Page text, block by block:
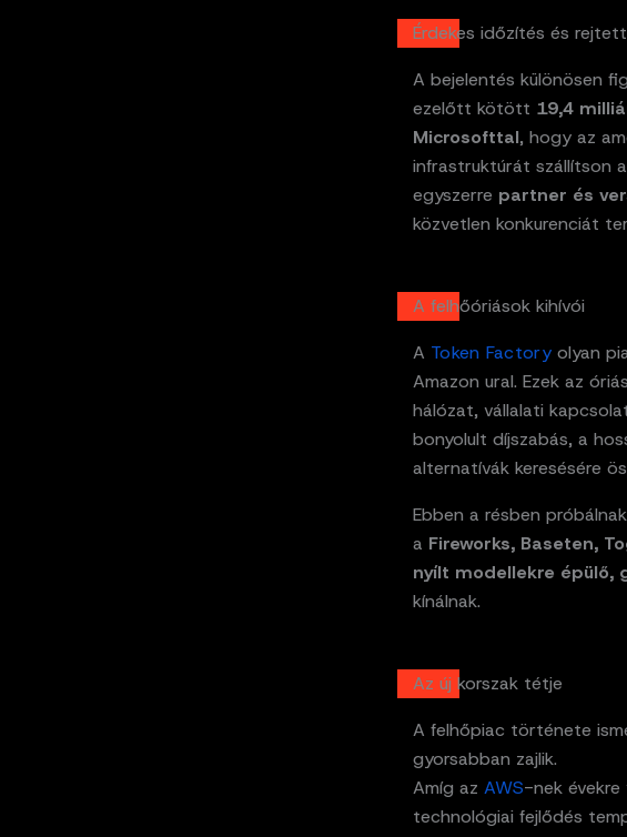
Érdekes időzítés és
A bejelentés különösen
ezelőtt kötött 19,4
Microsofttal, hogy az
infrastruktúrát szállítson
egyszerre partner és
közvetlen konkurenciát
A felhőóriások kihívói
A Token Factoryolyan
Amazon ural. Ezek az
hálózat, vállalati
bonyolult díjszabás, a
alternatívák keresésére
Ebben a résben
a Fireworks, Baseten,
nyílt modellekre épülő,
kínálnak.
Az új korszak tétje
A felhőpiac története
gyorsabban zajlik.
Amíg az AWS-nek
technológiai fejlődés